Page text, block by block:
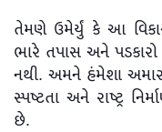
તેમણે ઉમેર્યું કે આ
ભારે તપાસ અને
નથી. અમને હંમેશા
સ્પષ્ટતા અને રાષ્ટ્ર
છે.